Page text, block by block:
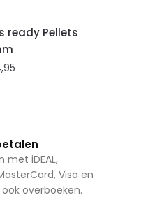
ready Pellets
met iDEAL,
Visa en
overboeken.